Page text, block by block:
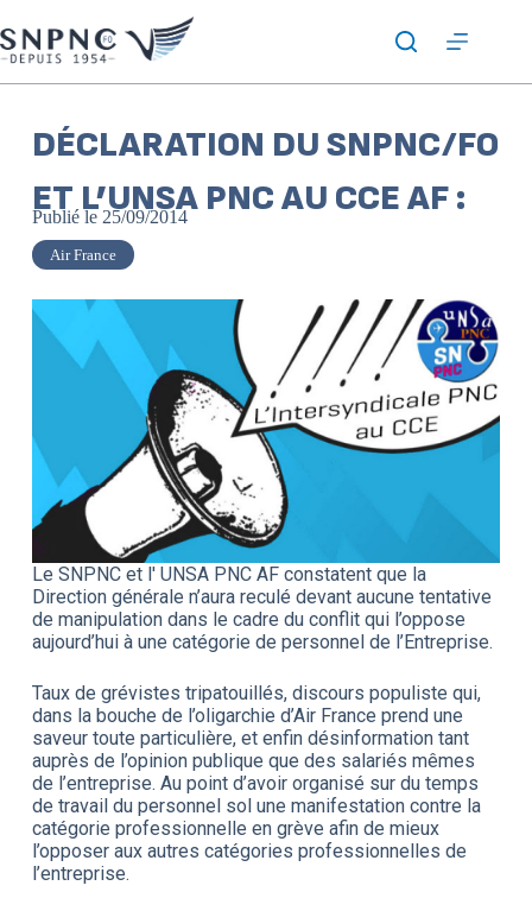
DÉCLARATION DU SNPNC/FO
ET L’UNSA PNC AU CCE AF :
Publié le 25/09/2014
Air France
Le SNPNC et l' UNSA PNC AF constatent que la
Direction générale n’aura reculé devant aucune tentative
de manipulation dans le cadre du conflit qui l’oppose
aujourd’hui à une catégorie de personnel de l’Entreprise.
Taux de grévistes tripatouillés, discours populiste qui,
dans la bouche de l’oligarchie d’Air France prend une
saveur toute particulière, et enfin désinformation tant
auprès de l’opinion publique que des salariés mêmes
de l’entreprise. Au point d’avoir organisé sur du temps
de travail du personnel sol une manifestation contre la
catégorie professionnelle en grève afin de mieux
l’opposer aux autres catégories professionnelles de
l’entreprise.